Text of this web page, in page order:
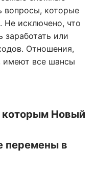
вопросы, которые
Не исключено, что
или
Отношения,
имеют все шансы
которым Новый
перемены в